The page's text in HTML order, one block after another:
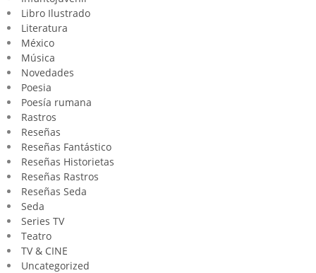
Libro Ilustrado
Literatura
México
Música
Novedades
Poesia
Poesía rumana
Rastros
Reseñas
Reseñas Fantástico
Reseñas Historietas
Reseñas Rastros
Reseñas Seda
Seda
Series TV
Teatro
TV & CINE
Uncategorized